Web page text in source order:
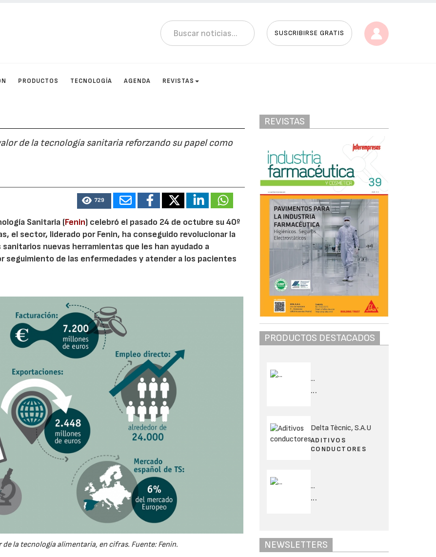
SUSCRIBIRSE GRATIS
PRODUCTOS TECNOLOGÍA AGENDA REVISTAS
de la tecnología sanitaria reforzando su papel como
729
Sanitaria (Fenin) celebró el pasado 24 de octubre su 40º
el sector, liderado por Fenin, ha conseguido revolucionar la
nuevas herramientas que les han ayudado a
seguimiento de las enfermedades y atender a los pacientes
la tecnología alimentaria, en cifras. Fuente: Fenin.
REVISTAS
PRODUCTOS DESTACADOS
...
...
Delta Tècnic, S.A.U
ADITIVOS
CONDUCTORES
...
...
NEWSLETTERS